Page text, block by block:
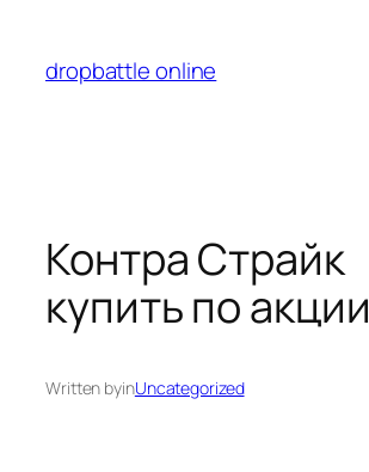
содержимому
dropbattle online
Контра Страйк
купить по акции
Written byinUncategorized